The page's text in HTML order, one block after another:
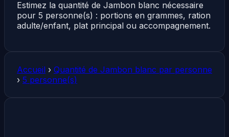
Estimez la quantité de Jambon blanc nécessaire
pour 5 personne(s) : portions en grammes, ration
adulte/enfant, plat principal ou accompagnement.
Accueil › Quantité de Jambon blanc par personne
› 5 personne(s)